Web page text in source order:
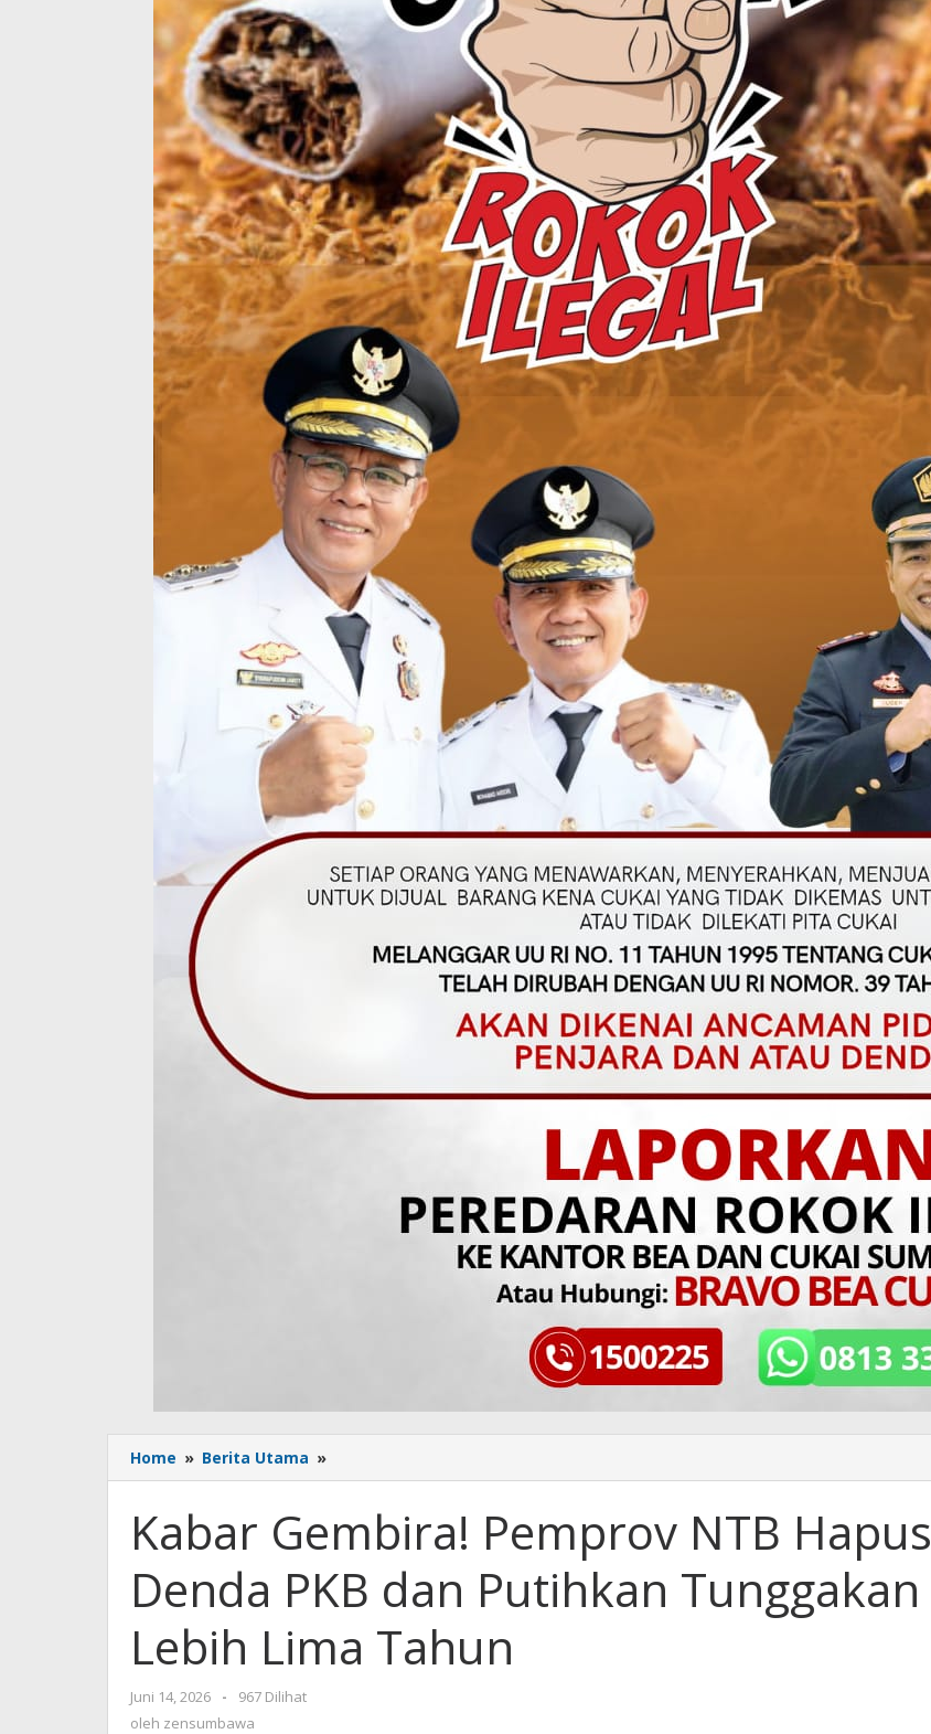
Home » Berita Utama »
Gembira!
NTB
Hapus
Denda
PKB
Putihkan
Tunggakan
Kabar Gembira! Pemprov NTB Hapus
Denda PKB dan Putihkan Tunggakan
Lebih Lima Tahun
Juni 14, 2026
oleh
zensumbawa
-
967 Dilihat
oleh zensumbawa